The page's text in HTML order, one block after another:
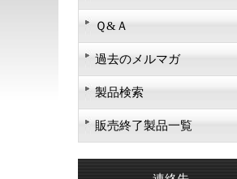
Ｑ&Ａ
過去のメルマガ
製品検索
販売終了製品一覧